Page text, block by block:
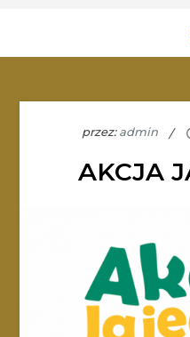
przez:admin
AKCJA